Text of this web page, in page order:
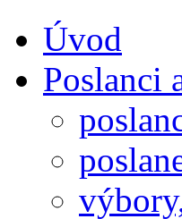
Úvod
Poslanci